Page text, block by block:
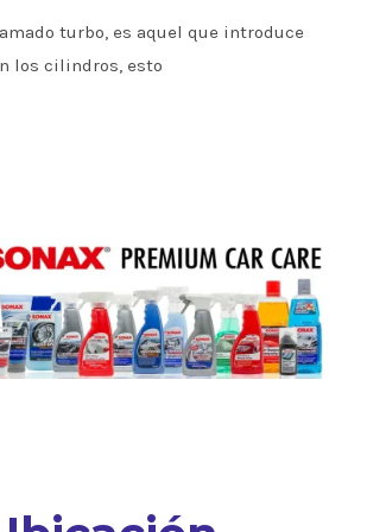
turbo, es aquel que introduce
los cilindros, esto